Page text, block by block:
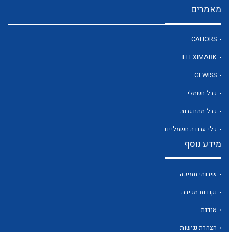
לכל מוצרי היצרן
מאמרים
CAHORS
FLEXIMARK
GEWISS
כבל חשמלי
כבל מתח גבוה
כלי עבודה חשמליים
מידע נוסף
שירותי תמיכה
נקודות מכירה
אודות
הצהרת נגישות